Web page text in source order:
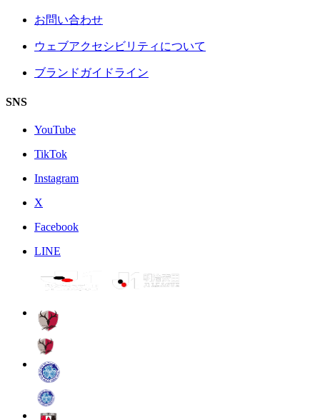
お問い合わせ
ウェブアクセシビリティについて
ブランドガイドライン
SNS
YouTube
TikTok
Instagram
X
Facebook
LINE